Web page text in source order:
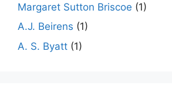
Margaret Sutton Briscoe (1)
A.J. Beirens (1)
A. S. Byatt (1)